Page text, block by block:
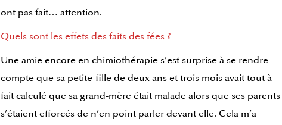
ont pas fait… attention.
Quels sont les effets des faits des fées ?
Une amie encore en chimiothérapie s’est surprise à se rendre
compte que sa petite-fille de deux ans et trois mois avait tout à
fait calculé que sa grand-mère était malade alors que ses parents
s’étaient efforcés de n’en point parler devant elle. Cela m’a